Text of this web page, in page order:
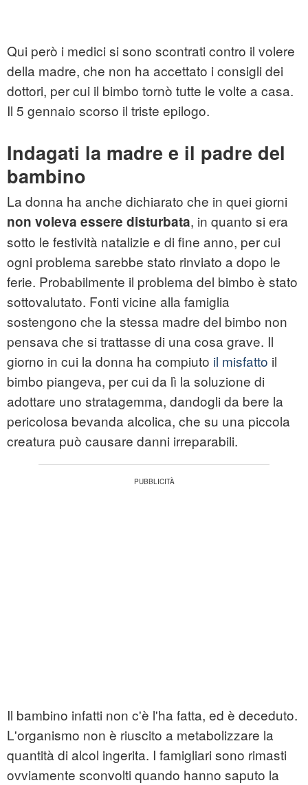
Qui però i medici si sono scontrati contro il volere
della madre, che non ha accettato i consigli dei
dottori, per cui il bimbo tornò tutte le volte a casa.
Il 5 gennaio scorso il triste epilogo.
Indagati la madre e il padre del
bambino
La donna ha anche dichiarato che in quei giorni
non voleva essere disturbata, in quanto si era
sotto le festività natalizie e di fine anno, per cui
ogni problema sarebbe stato rinviato a dopo le
ferie. Probabilmente il problema del bimbo è stato
sottovalutato. Fonti vicine alla famiglia
sostengono che la stessa madre del bimbo non
pensava che si trattasse di una cosa grave. Il
giorno in cui la donna ha compiuto il misfatto il
bimbo piangeva, per cui da lì la soluzione di
adottare uno stratagemma, dandogli da bere la
pericolosa bevanda alcolica, che su una piccola
creatura può causare danni irreparabili.
Il bambino infatti non c'è l'ha fatta, ed è deceduto.
L'organismo non è riuscito a metabolizzare la
quantità di alcol ingerita. I famigliari sono rimasti
ovviamente sconvolti quando hanno saputo la